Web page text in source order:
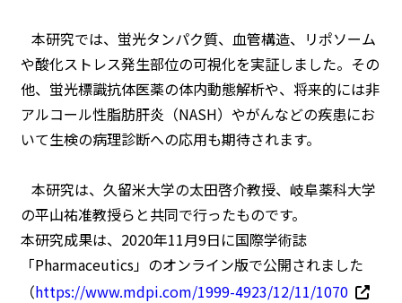
本研究では、蛍光タンパク質、血管構造、リポソーム
や酸化ストレス発生部位の可視化を実証しました。その
他、蛍光標識抗体医薬の体内動態解析や、将来的には非
アルコール性脂肪肝炎（NASH）やがんなどの疾患にお
いて生検の病理診断への応用も期待されます。
本研究は、久留米大学の太田啓介教授、岐阜薬科大学
の平山祐准教授らと共同で行ったものです。
本研究成果は、2020年11月9日に国際学術誌
「Pharmaceutics」のオンライン版で公開されました
（https://www.mdpi.com/1999-4923/12/11/1070